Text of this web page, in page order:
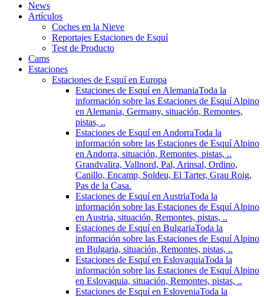
News
Artículos
Coches en la Nieve
Reportajes Estaciones de Esquí
Test de Producto
Cams
Estaciones
Estaciones de Esquí en Europa
Estaciones de Esquí en AlemaniaToda la
información sobre las Estaciones de Esquí Alpino
en Alemania, Germany, situación, Remontes,
pistas, ..
Estaciones de Esquí en AndorraToda la
información sobre las Estaciones de Esquí Alpino
en Andorra, situación, Remontes, pistas, ..
Grandvalira, Vallnord, Pal, Arinsal, Ordino,
Canillo, Encamp, Soldeu, El Tarter, Grau Roig,
Pas de la Casa.
Estaciones de Esquí en AustriaToda la
información sobre las Estaciones de Esquí Alpino
en Austria, situación, Remontes, pistas, ..
Estaciones de Esquí en BulgariaToda la
información sobre las Estaciones de Esquí Alpino
en Bulgaria, situación, Remontes, pistas, ..
Estaciones de Esquí en EslovaquiaToda la
información sobre las Estaciones de Esquí Alpino
en Eslovaquia, situación, Remontes, pistas, ..
Estaciones de Esquí en EsloveniaToda la